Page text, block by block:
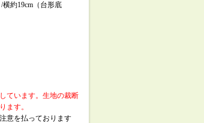
約19cm（台形底
ています。生地の裁断
ます。
意を払っております